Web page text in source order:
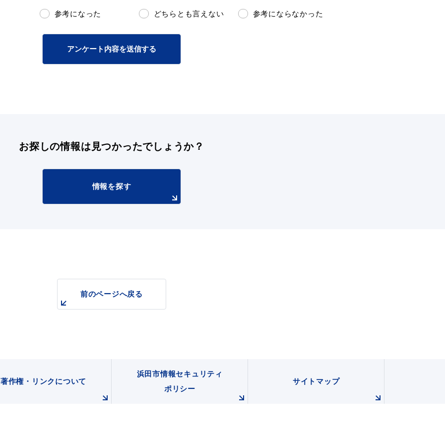
参考になった どちらとも言えない 参考にならなかった
アンケート内容を送信する
お探しの情報は 見つかったでしょうか？
情報を探す
前のページへ戻る
著作権・リンクについて
浜田市情報セキュリティ
ポリシー
サイトマップ